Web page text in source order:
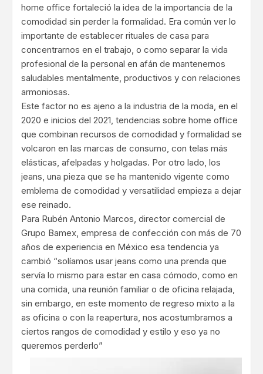
home office fortaleció la idea de la importancia de la
comodidad sin perder la formalidad. Era común ver lo
importante de establecer rituales de casa para
concentrarnos en el trabajo, o como separar la vida
profesional de la personal en afán de mantenernos
saludables mentalmente, productivos y con relaciones
armoniosas.
Este factor no es ajeno a la industria de la moda, en el
2020 e inicios del 2021, tendencias sobre home office
que combinan recursos de comodidad y formalidad se
volcaron en las marcas de consumo, con telas más
elásticas, afelpadas y holgadas. Por otro lado, los
jeans, una pieza que se ha mantenido vigente como
emblema de comodidad y versatilidad empieza a dejar
ese reinado.
Para Rubén Antonio Marcos, director comercial de
Grupo Bamex, empresa de confección con más de 70
años de experiencia en México esa tendencia ya
cambió “solíamos usar jeans como una prenda que
servía lo mismo para estar en casa cómodo, como en
una comida, una reunión familiar o de oficina relajada,
sin embargo, en este momento de regreso mixto a la
as oficina o con la reapertura, nos acostumbramos a
ciertos rangos de comodidad y estilo y eso ya no
queremos perderlo”